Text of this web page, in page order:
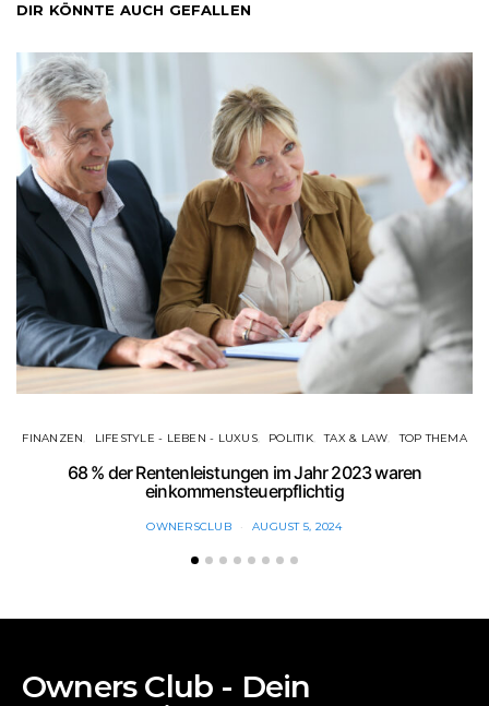
DIR KÖNNTE AUCH GEFALLEN
FINANZEN LIFESTYLE - LEBEN - LUXUS POLITIK TAX & LAW TOP THEMA
68 % der Rentenleistungen im Jahr 2023 waren
einkommensteuerpflichtig
OWNERSCLUB AUGUST 5, 2024
Owners Club - Dein